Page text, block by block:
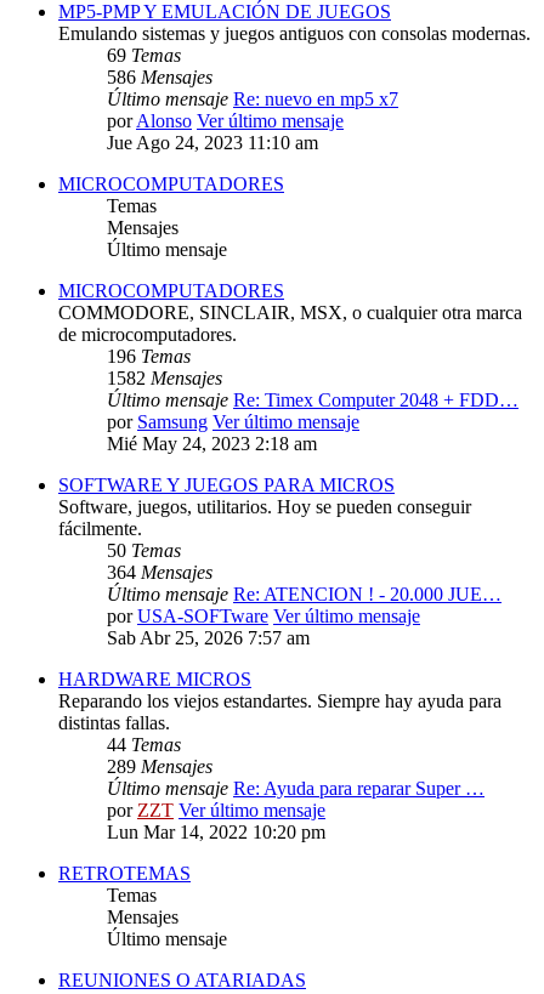
MP5-PMP Y EMULACIÓN DE JUEGOS
Emulando sistemas y juegos antiguos con consolas modernas.
69 Temas
586 Mensajes
Último mensaje Re: nuevo en mp5 x7
porAlonso Ver último mensaje
Jue Ago 24, 2023 11:10 am
MICROCOMPUTADORES
Temas
Mensajes
Último mensaje
MICROCOMPUTADORES
COMMODORE, SINCLAIR, MSX, o cualquier otra marca
de microcomputadores.
196 Temas
1582 Mensajes
Último mensaje Re: Timex Computer 2048 + FDD…
por Samsung Ver último mensaje
Mié May 24, 2023 2:18 am
SOFTWARE Y JUEGOS PARA MICROS
Software, juegos, utilitarios. Hoy se pueden conseguir
fácilmente.
50 Temas
364 Mensajes
Último mensaje Re: ATENCION ! - 20.000 JUE…
porUSA-SOFTware Ver último mensaje
Sab Abr 25, 2026 7:57 am
HARDWARE MICROS
Reparando los viejos estandartes. Siempre hay ayuda para
distintas fallas.
44 Temas
289 Mensajes
Último mensaje Re: Ayuda para reparar Super …
porZZT Ver último mensaje
Lun Mar 14, 2022 10:20 pm
RETROTEMAS
Temas
Mensajes
Último mensaje
REUNIONES O ATARIADAS